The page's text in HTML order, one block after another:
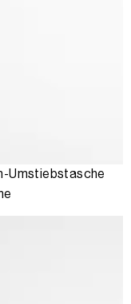
Umstiebstasche